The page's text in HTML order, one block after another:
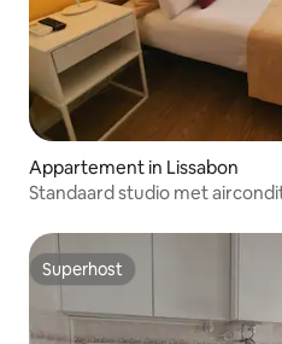
Appartement in Lissabon
Standaard studio met
Superhost
Superhost